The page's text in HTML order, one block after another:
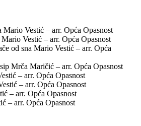
Mario Vestić – arr. Opća Opasnost
Mario Vestić – arr. Opća Opasnost
od sna Mario Vestić – arr. Opća
Mrča Maričić – arr. Opća Opasnost
– arr. Opća Opasnost
– arr. Opća Opasnost
– arr. Opća Opasnost
– arr. Opća Opasnost